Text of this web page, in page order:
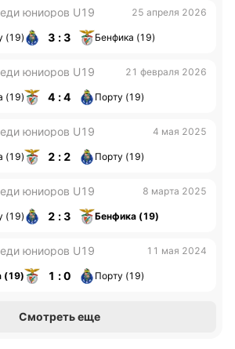
юниоров U19 25 апреля 2026
(19) 3 : 3 Бенфика (19)
юниоров U19 21 февраля 2026
(19) 4 : 4 Порту (19)
юниоров U19 4 мая 2025
(19) 2 : 2 Порту (19)
юниоров U19 8 марта 2025
(19) 2 : 3 Бенфика (19)
юниоров U19 11 мая 2024
(19) 1 : 0 Порту (19)
Смотреть еще